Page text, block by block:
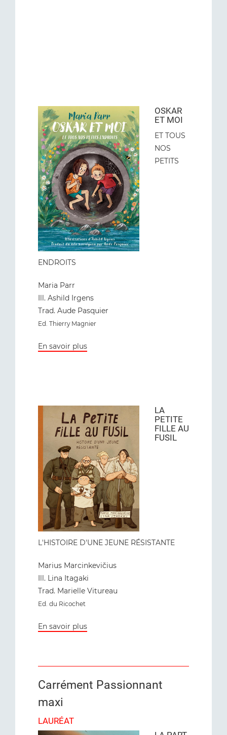
OSKAR
ET MOI
ET TOUS
NOS
PETITS
ENDROITS
Maria Parr
Ill. Ashild Irgens
Trad. Aude Pasquier
Ed. Thierry Magnier
En savoir plus
LA
PETITE
FILLE AU
FUSIL
L'HISTOIRE D'UNE JEUNE RÉSISTANTE
Marius Marcinkevičius
Ill. Lina Itagaki
Trad. Marielle Vitureau
Ed. du Ricochet
En savoir plus
Carrément Passionnant
maxi
LAURÉAT